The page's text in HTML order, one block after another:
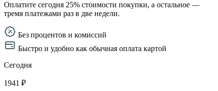
Оплатите сегодня 25% стоимости покупки, а остальное —
тремя платежами раз в две недели.
Без процентов и комиссий
Быстро и удобно как обычная оплата картой
Сегодня
1941 ₽